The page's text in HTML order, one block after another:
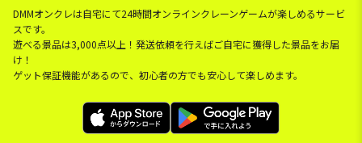
DMMオンクレは自宅にて24時間オンラインクレーンゲームが楽しめるサービ
スです。
遊べる景品は3,000点以上！発送依頼を行えばご自宅に獲得した景品をお届
け！
ゲット保証機能があるので、初心者の方でも安心して楽しめます。